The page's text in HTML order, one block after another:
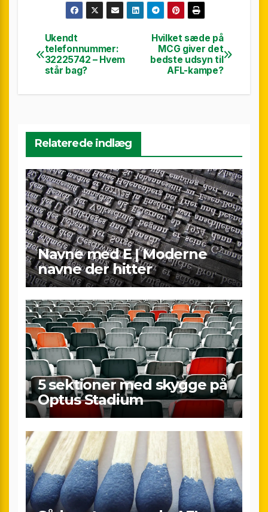
Indlægsnavigation
Hvilket sæde på
MCG giver det
bedste udsyn til
AFL-kampe?
Ukendt
telefonnummer:
32225742 – Hvem
står bag?
Relaterede indlæg
Navne med E | Moderne
navne der hitter
5 sektioner med skygge på
Optus Stadium